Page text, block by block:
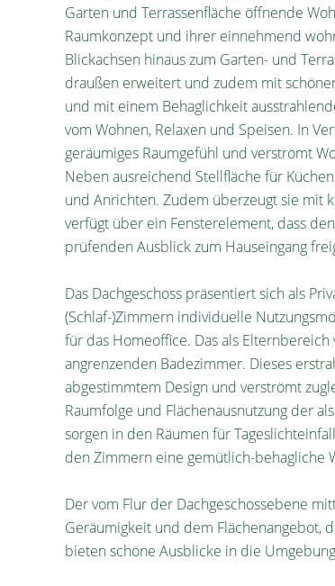
Garten und Terrassenfläche öffnende
Raumkonzept und ihrer einnehmend
Blickachsen hinaus zum Garten- und
draußen erweitert und zudem mit
und mit einem Behaglichkeit
vom Wohnen, Relaxen und Speisen. In
geräumiges Raumgefühl und verströmt
Neben ausreichend Stellfläche für
und Anrichten. Zudem überzeugt sie mit
verfügt über ein Fensterelement, dass
prüfenden Ausblick zum Hauseingang
Das Dachgeschoss präsentiert sich als
(Schlaf-)Zimmern individuelle
für das Homeoffice. Das als
angrenzenden Badezimmer. Dieses
abgestimmtem Design und verströmt
Raumfolge und Flächenausnutzung der
sorgen in den Räumen für
den Zimmern eine gemütlich-behagliche
Der vom Flur der Dachgeschossebene
Geräumigkeit und dem Flächenangebot,
bieten schöne Ausblicke in die